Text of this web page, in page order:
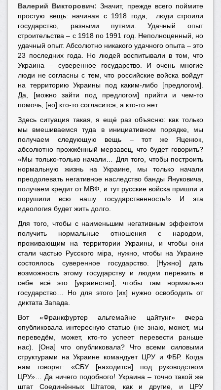
Валерий Викторович: Значит, прежде всего поймите
простую вещь: начиная с 1918 года, люди строили
государство, разными путями. Удачный опыт
строительства – с 1918 по 1991 год. Неполноценный, но
удачный опыт. Абсолютно никакого удачного опыта – это
23 последних года. Но людей воспитывали в том, что
Украина – суверенное государство. И очень многие
люди не согласны с тем, что российские войска войдут
на территорию Украины под каким-либо [предлогом].
Да, [можно зайти под предлогом] прийти и чем-то
помочь, [но] кто-то согласится, а кто-то нет.
Здесь ситуация такая, я ещё раз объясню: как только
мы вмешиваемся туда в инициативном порядке, мы
получаем следующую вещь – тот же Яценюк,
абсолютно прожжённый мерзавец, что будет говорить?
«Мы только-только начали… Для того, чтобы построить
нормальную жизнь на Украине, мы только начали
преодолевать негативное наследство банды Януковича,
получаем кредит от МВФ, и тут русские войска пришли и
порушили всю нашу государственность!» И эта
идеология будет жить долго.
Для того, чтобы с наименьшим негативным эффектом
получить нормальные отношения с народом,
проживающим на территории Украины, и чтобы они
стали частью Русского мiра, нужно, чтобы на Украине
состоялось суверенное государство. [Нужно] дать
возможность этому государству и людям пережить в
себе всё это [украинство], чтобы там нормально
государство… Но для этого [их] нужно освободить от
диктата Запада.
Вот «Франкфуртер альгемайне цайтунг» вчера
опубликовала интересную статью (не знаю, может, мы
переведём, может, кто-то успеет перевести раньше
нас). [Она] что опубликовала? Что всеми силовыми
структурами на Украине командует ЦРУ и ФБР. Когда
нам говорят: «СБУ [находится] под руководством
ЦРУ»…
Да ничего подобного! Украина – точно такой же
штат Соединённых Штатов, как и другие, и ЦРУ